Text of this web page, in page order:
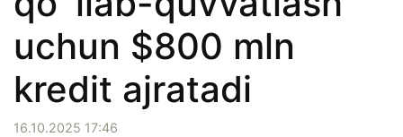
uchun $800 mln
kredit ajratadi
16.10.2025 17:46